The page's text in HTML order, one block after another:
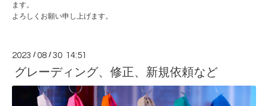
ます。
よろしくお願い申し上げます。
2023 /08 /30 14:51
グレーディング、修正、新規依頼など